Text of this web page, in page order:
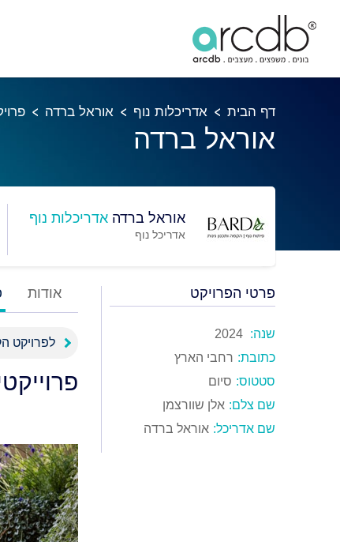
דף הבית אדריכלות נוף אוראל ברדה
אוראל ברדה
אוראל ברדה אדריכלות נוף
אדריכל נוף
פרטי הפרויקט
שנה: 2024
כתובת: רחבי הארץ
סטטוס: סיום
שם צלם: אלן שוורצמן
שם אדריכל: אוראל ברדה
אודות
לפרויקט